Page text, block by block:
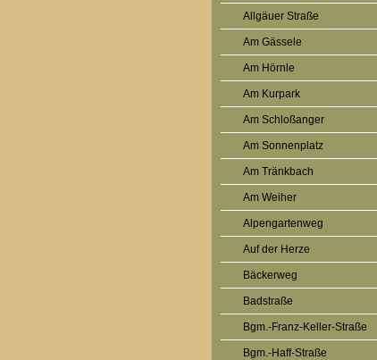
Allgäuer Straße
Am Gässele
Am Hörnle
Am Kurpark
Am Schloßanger
Am Sonnenplatz
Am Tränkbach
Am Weiher
Alpengartenweg
Auf der Herze
Bäckerweg
Badstraße
Bgm.-Franz-Keller-Straße
Bgm.-Haff-Straße